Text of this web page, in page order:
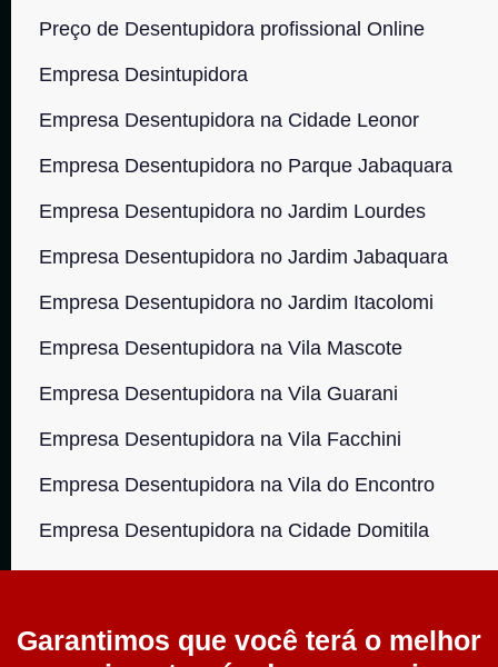
Preço de Desentupidora profissional Online
Empresa Desintupidora
Empresa Desentupidora na Cidade Leonor
Empresa Desentupidora no Parque Jabaquara
Empresa Desentupidora no Jardim Lourdes
Empresa Desentupidora no Jardim Jabaquara
Empresa Desentupidora no Jardim Itacolomi
Empresa Desentupidora na Vila Mascote
Empresa Desentupidora na Vila Guarani
Empresa Desentupidora na Vila Facchini
Empresa Desentupidora na Vila do Encontro
Empresa Desentupidora na Cidade Domitila
Garantimos que você terá o melhor